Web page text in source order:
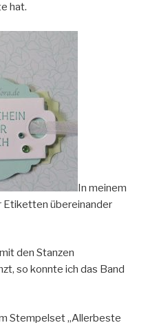
hat.
In meinem
Etiketten übereinander
den Stanzen
so konnte ich das Band
Stempelset „Allerbeste